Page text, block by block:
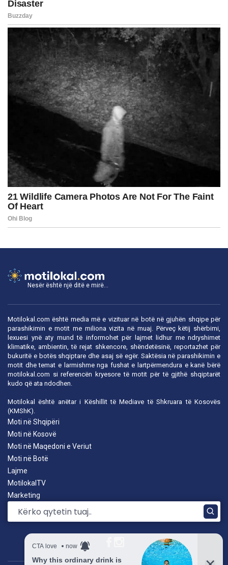
Nesër është një ditë e mirë...
Motilokal.com është media më e vizituar në botë në gjuhën shqipe për
parashikimin e motit me miliona vizita në muaj. Përveç këtij shërbimi,
lexuesi ynë aty mund të informohet për lajmet lidhur me ndryshimet
klimatike, ambientin, të rejat shkencore, shëndetësinë, reportazhet për
bukuritë e botës shqiptare dhe asaj së egër. Saktësia në parashikimin e
motit dhe temat e larmishme nga fushat e lartpërmendura e kanë bërë
motilokal.com si referencën kryesore të motit për të gjithë shqiptarët
kudo që ata ndodhen.
Motilokal është anëtar i Këshillit të Mediave të Shkruara të Kosovës
(KMShK).
Moti në Shqipëri
Moti në Kosovë
Moti në Maqedoni e Veriut
Moti në Botë
Lajme
MotilokalTV
Marketing